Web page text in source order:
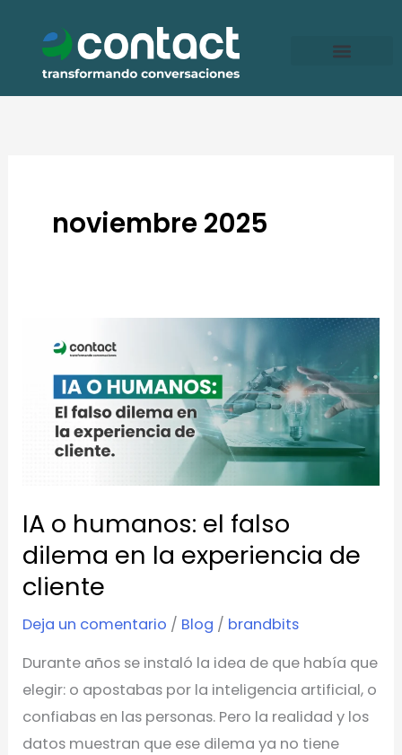
contenido
noviembre 2025
IA o humanos: el falso
dilema en la experiencia de
cliente
Deja un comentario / Blog / brandbits
Durante años se instaló la idea de que había que
elegir: o apostabas por la inteligencia artificial, o
confiabas en las personas. Pero la realidad y los
datos muestran que ese dilema ya no tiene
humanos:
falso
la
experiencia
de
cliente